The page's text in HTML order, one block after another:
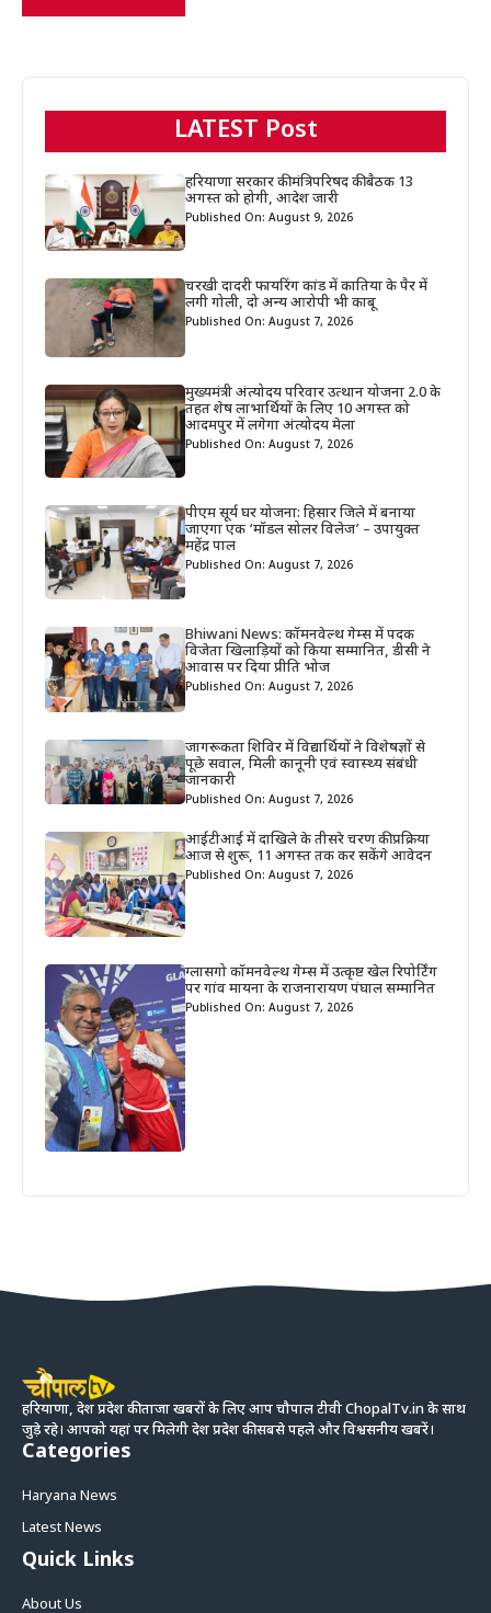
LATEST Post
हरियाणा सरकार की मंत्रिपरिषद की बैठक 13
अगस्त को होगी, आदेश जारी
Published On: August 9, 2026
चरखी दादरी फायरिंग कांड में कातिया के पैर में
लगी गोली, दो अन्य आरोपी भी काबू
Published On: August 7, 2026
मुख्यमंत्री अंत्योदय परिवार उत्थान योजना 2.0 के
तहत शेष लाभार्थियों के लिए 10 अगस्त को
आदमपुर में लगेगा अंत्योदय मेला
Published On: August 7, 2026
पीएम सूर्य घर योजना: हिसार जिले में बनाया
जाएगा एक ‘मॉडल सोलर विलेज’ – उपायुक्त
महेंद्र पाल
Published On: August 7, 2026
Bhiwani News: कॉमनवेल्थ गेम्स में पदक
विजेता खिलाड़ियों को किया सम्मानित, डीसी ने
आवास पर दिया प्रीति भोज
Published On: August 7, 2026
जागरूकता शिविर में विद्यार्थियों ने विशेषज्ञों से
पूछे सवाल, मिली कानूनी एवं स्वास्थ्य संबंधी
जानकारी
Published On: August 7, 2026
आईटीआई में दाखिले के तीसरे चरण की प्रक्रिया
आज से शुरू, 11 अगस्त तक कर सकेंगे आवेदन
Published On: August 7, 2026
ग्लासगो कॉमनवेल्थ गेम्स में उत्कृष्ट खेल रिपोर्टिंग
पर गांव मायना के राजनारायण पंघाल सम्मानित
Published On: August 7, 2026
हरियाणा, देश प्रदेश की ताजा खबरों के लिए आप चौपाल टीवी ChopalTv.in के साथ
जुड़े रहे। आपको यहां पर मिलेगी देश प्रदेश की सबसे पहले और विश्वसनीय खबरें।
Categories
Haryana News
Latest News
Quick Links
About Us